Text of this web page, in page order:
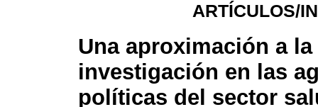
ARTÍCULOS/
Una aproximación a la
investigación en las
políticas del sector